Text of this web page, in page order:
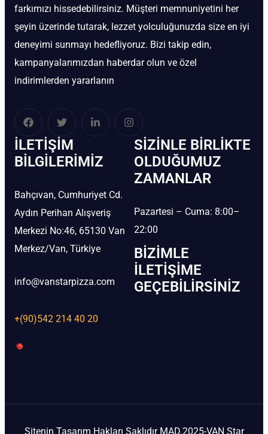
farkımızı hissedebilirsiniz. Müşteri memnuniyetini her
şeyin üzerinde tutarak, lezzet yolculuğunuzda size en iyi
deneyimi sunmayı hedefliyoruz. Bizi takip edin,
kampanyalarımızdan haberdar olun ve özel
indirimlerden yararlanın
İLETIŞIM
BİLGILERIMIZ
Bahçıvan, Cumhuriyet Cd.
Aydın Perihan Alışveriş
Merkezi No:46, 65130 Van
Merkez/Van, Türkiye
info@vanstarpizza.com
+(90)542 214 40 20
SIZINLE BIRLIKTE
OLDUĞUMUZ
ZAMANLAR
Pazartesi – Cuma: 8:00–
22:00
BIZIMLE
İLETIŞIME
GEÇEBILIRSINIZ
Sitenin Tasarım Hakları Saklıdır MAD.2025-VAN Star